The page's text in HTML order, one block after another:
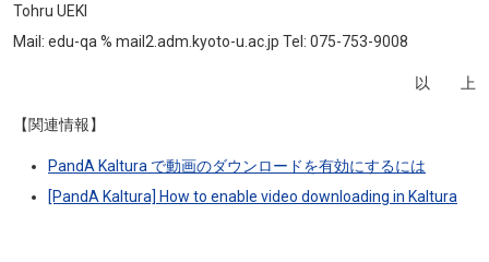
Tohru UEKI
Mail: edu-qa % mail2.adm.kyoto-u.ac.jp Tel: 075-753-9008
以 上
【関連情報】
PandA Kaltura で動画のダウンロードを有効にするには
[PandA Kaltura] How to enable video downloading in Kaltura